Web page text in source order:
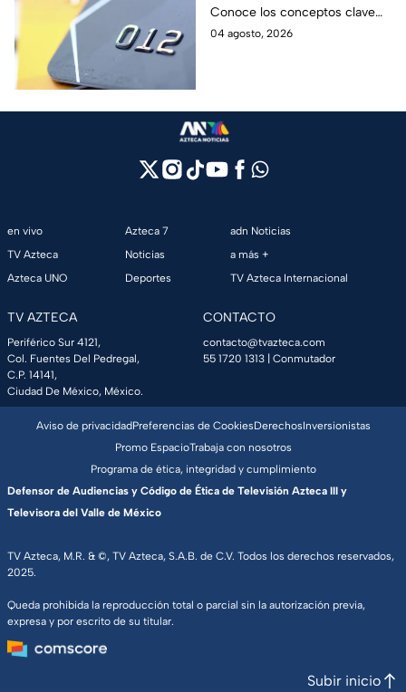
Conoce los conceptos clave
como CAT, fecha de corte,
04 agosto, 2026
en vivo
TV Azteca
Azteca UNO
Azteca 7
Noticias
Deportes
adn Noticias
a más +
TV Azteca Internacional
TV AZTECA
Periférico Sur 4121,
Col. Fuentes Del Pedregal,
C.P. 14141,
Ciudad De México, México.
CONTACTO
contacto@tvazteca.com
55 1720 1313 | Conmutador
TV Azteca, M.R. & ©, TV Azteca, S.A.B. de C.V. Todos los derechos reservados,
2025.
Queda prohibida la reproducción total o parcial sin la autorización previa,
expresa y por escrito de su titular.
Aviso de privacidadPreferencias de CookiesDerechosInversionistas
Promo EspacioTrabaja con nosotros
Programa de ética, integridad y cumplimiento
Defensor de Audiencias y Código de Ética de Televisión Azteca III y
Televisora del Valle de México
Subir inicio